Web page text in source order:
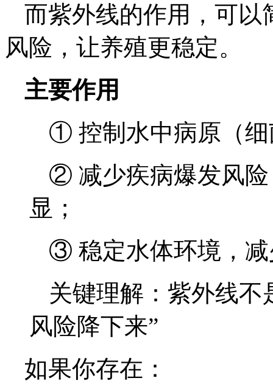
而紫外线的作用，可以
风险，让养殖更稳定。
主要作用
① 控制水中病原（
② 减少疾病爆发风
显；
③ 稳定水体环境，
关键理解：紫外线不
风险降下来”
如果你存在：